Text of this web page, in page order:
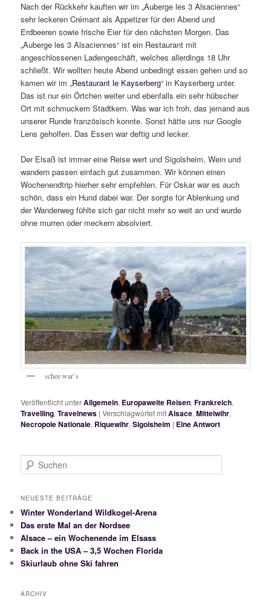
Nach der Rückkehr kauften wir im „Auberge les 3 Alsaciennes“
sehr leckeren Crémant als Appetizer für den Abend und
Erdbeeren sowie frische Eier für den nächsten Morgen. Das
„Auberge les 3 Alsaciennes“ ist ein Restaurant mit
angeschlossenen Ladengeschäft, welches allerdings 18 Uhr
schließt. Wir wollten heute Abend unbedingt essen gehen und so
kamen wir im „Restaurant le Kayserberg“ in Kayserberg unter.
Das ist nur ein Örtchen weiter und ebenfalls ein sehr hübscher
Ort mit schmuckem Stadtkern. Was war ich froh, das jemand aus
unserer Runde französisch konnte. Sonst hätte uns nur Google
Lens geholfen. Das Essen war deftig und lecker.
Der Elsaß ist immer eine Reise wert und Sigolsheim, Wein und
wandern passen einfach gut zusammen. Wir können einen
Wochenendtrip hierher sehr empfehlen. Für Oskar war es auch
schön, dass ein Hund dabei war. Der sorgte für Ablenkung und
der Wanderweg fühlte sich gar nicht mehr so weit an und wurde
ohne murren oder meckern absolviert.
schee war`s
Veröffentlicht unterAllgemein, Europaweite Reisen,Frankreich,
Travelling,Travelnews |Verschlagwortet mitAlsace,Mittelwihr,
Necropole Nationale, Riquewihr,Sigolsheim | EineAntwort
u
h
n
NEUESTE BEITRÄGE
Winter Wonderland Wildkogel-Arena
Das erste Mal an der Nordsee
Alsace – ein Wochenende im Elsass
Back in the USA – 3,5 Wochen Florida
Skiurlaub ohne Ski fahren
ARCHIV